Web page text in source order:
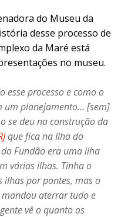
do Museu da
desse processo de
da Maré está
no museu.
esse processo e como o
um planejamento… [sem]
se deu na construção da
que fica na Ilha do
Fundão era uma ilha
várias ilhas. Tinha o
ilhas por pontes, mas o
mandou aterrar tudo e
vê o quanto os